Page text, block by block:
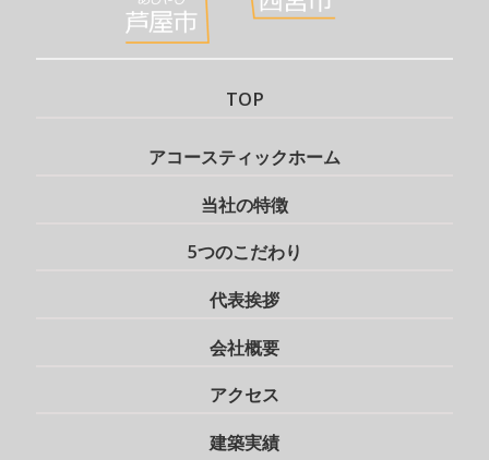
TOP
アコースティックホーム
当社の特徴
5つのこだわり
代表挨拶
会社概要
アクセス
建築実績